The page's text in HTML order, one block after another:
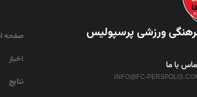
ورزشی پرسپولیس
با ما
INFO@FC-
صفحه
اخبار
نتایج